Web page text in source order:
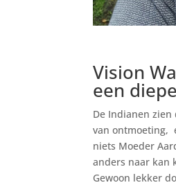
Vision
een
De Indianen
van ontmoeting,
niets Moeder
anders naar kan
Gewoon lekker